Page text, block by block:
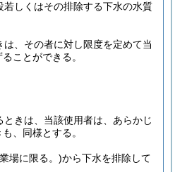
しくはその排除する下水の水質
、その者に対し限度を定めて当
ことができる。
きは、当該使用者は、あらかじ
、同様とする。
場に限る。)から下水を排除して